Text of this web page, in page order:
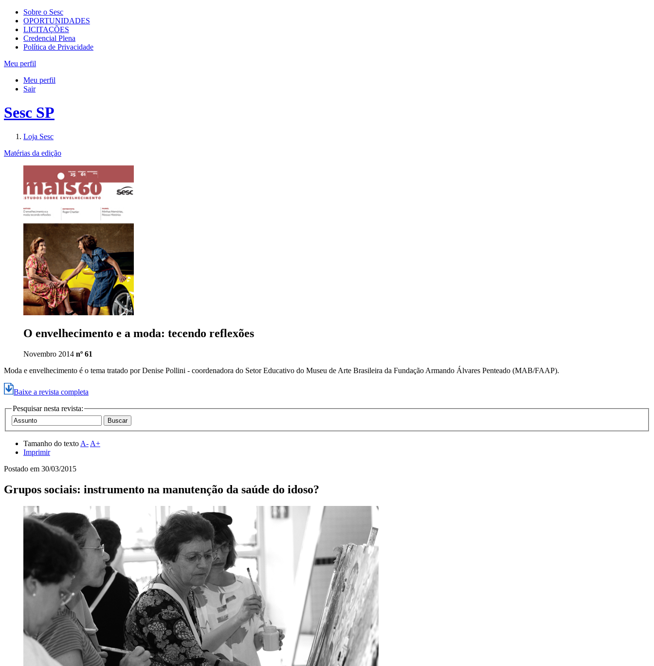
Sobre o Sesc
OPORTUNIDADES
LICITAÇÕES
Credencial Plena
Política de Privacidade
Meu perfil
Meu perfil
Sair
Sesc SP
Loja Sesc
Matérias da edição
O envelhecimento e a moda: tecendo reflexões
Novembro 2014 nº 61
Moda e envelhecimento é o tema tratado por Denise Pollini - coordenadora do Setor Educativo do Museu de Arte Brasileira da Fundação Armando Álvares Penteado (MAB/FAAP).
Baixe a revista completa
Pesquisar nesta revista:
Tamanho do texto A- A+
Imprimir
Postado em 30/03/2015
Grupos sociais: instrumento na manutenção da saúde do idoso?